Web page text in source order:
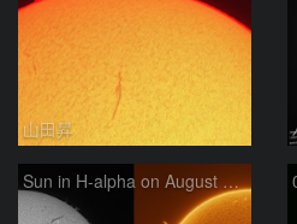
山田昇
Sun in H-alpha on August 7, 2026